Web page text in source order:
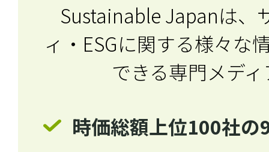
Sustainable Japanは、
ィ・ESGに関する様々な
できる専門メデ
時価総額上位100社